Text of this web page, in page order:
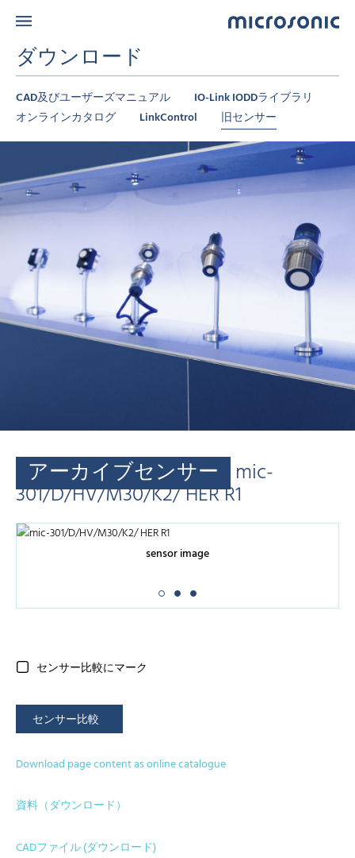
ダウンロード
CAD及びユーザーズマニュアル
IO-Link IODDライブラリ
オンラインカタログ
LinkControl 旧センサー
アーカイブセンサー mic-
301/D/HV/M30/K2/ HER R1
sensor image
センサー比較にマーク
センサー比較
Download page content as online catalogue
資料（ダウンロード）
CADファイル (ダウンロード)